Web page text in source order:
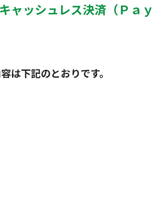
ャッシュレス決済（Ｐａ
は下記のとおりです。